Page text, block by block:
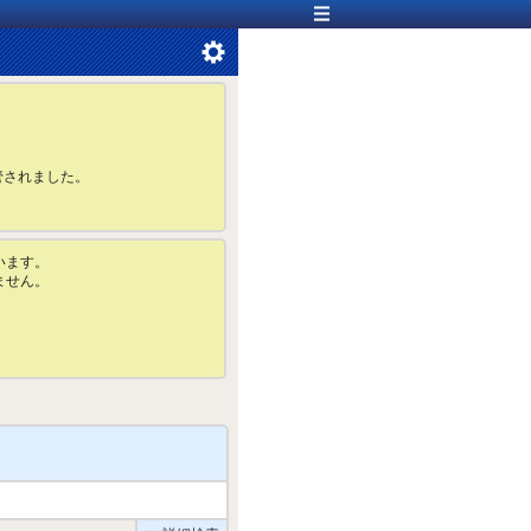
れました。
す。
ん。